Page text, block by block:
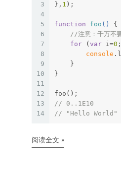
3
4
5
6
7
8
9
10
11
12
13
14
}, 1 );
function foo ( ) {
//注意：千万不
for ( var i=0
console
    }
}
foo();
// 0..1E10
// "Hello World"
阅读全文 »